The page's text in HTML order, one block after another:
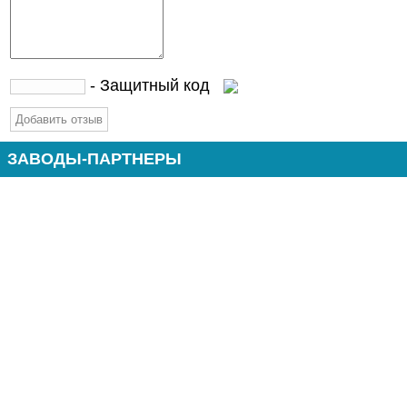
- Защитный код
ЗАВОДЫ-ПАРТНЕРЫ